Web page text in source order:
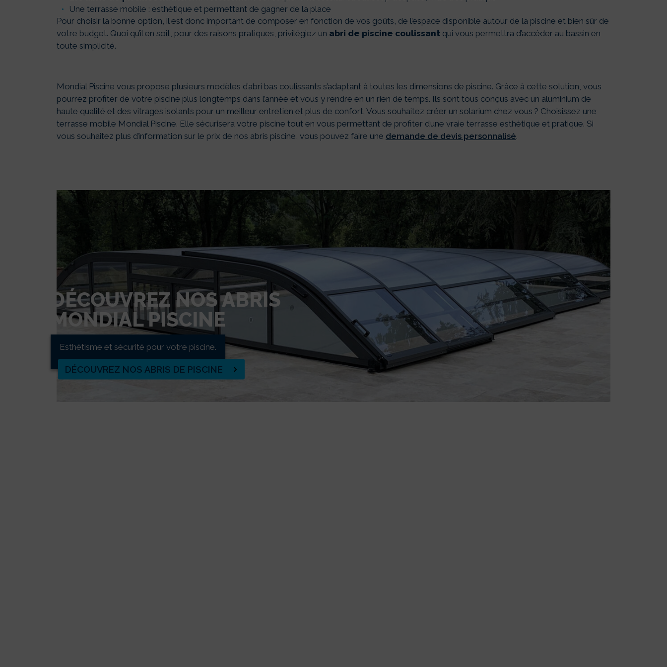
Une terrasse mobile : esthétique et permettant de gagner de la place
Pour choisir la bonne option, il est donc important de composer en fonction de vos goûts, de l’espace disponible autour de la piscine et bien sûr de
votre budget. Quoi qu’il en soit, pour des raisons pratiques, privilégiez un abri de piscine coulissant qui vous permettra d’accéder au bassin en
toute simplicité.
Mondial Piscine vous propose plusieurs modèles d’abri bas coulissants s’adaptant à toutes les dimensions de piscine. Grâce à cette solution, vous
pourrez profiter de votre piscine plus longtemps dans l’année et vous y rendre en un rien de temps. Ils sont tous conçus avec un aluminium de
haute qualité et des vitrages isolants pour un meilleur entretien et plus de confort. Vous souhaitez créer un solarium chez vous ? Choisissez une
terrasse mobile Mondial Piscine. Elle sécurisera votre piscine tout en vous permettant de profiter d’une vraie terrasse esthétique et pratique. Si
vous souhaitez plus d’information sur le prix de nos abris piscine, vous pouvez faire une demande de devis personnalisé.
DÉCOUVREZ NOS ABRIS
MONDIAL PISCINE
Esthétisme et sécurité pour votre piscine.
DÉCOUVREZ NOS ABRIS DE PISCINE